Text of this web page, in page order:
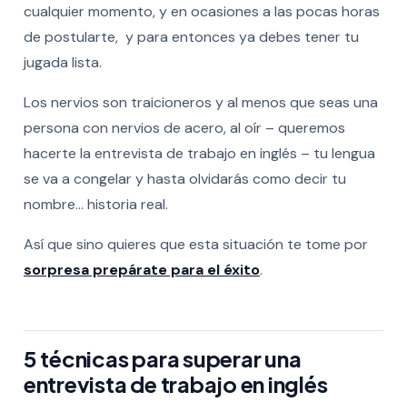
cualquier momento, y en ocasiones a las pocas horas
de postularte, y para entonces ya debes tener tu
jugada lista.
Los nervios son traicioneros y al menos que seas una
persona con nervios de acero, al oír – queremos
hacerte la entrevista de trabajo en inglés – tu lengua
se va a congelar y hasta olvidarás como decir tu
nombre… historia real.
Así que sino quieres que esta situación te tome por
sorpresa prepárate para el éxito.
5 técnicas para superar una
entrevista de trabajo en inglés